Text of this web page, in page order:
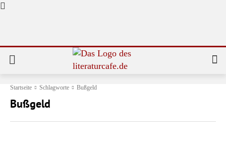
Startseite Schlagworte Bußgeld
Bußgeld